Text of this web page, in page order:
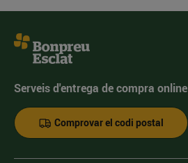
Serveis d'entrega de compra online
Comprovar el codi postal